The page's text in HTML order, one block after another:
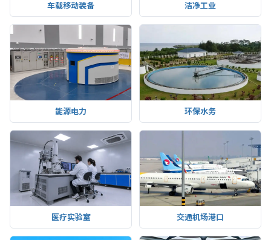
车载移动装备 洁净工业
能源电力 环保水务
医疗实验室 交通机场港口